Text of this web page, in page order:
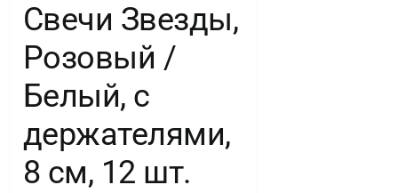
Свечи Звезды,
Розовый /
Белый, с
держателями,
8 см, 12 шт.